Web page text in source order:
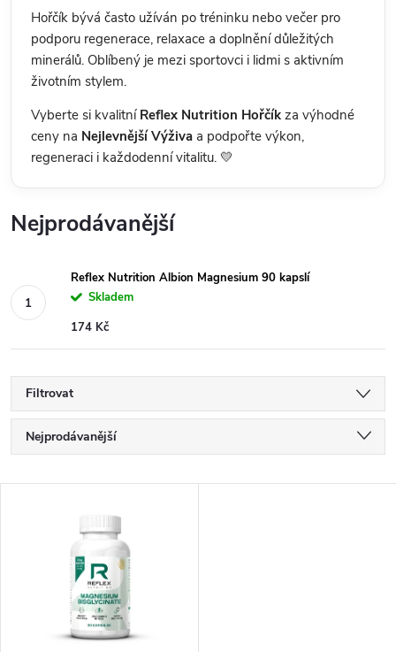
Hořčík bývá často užíván po tréninku nebo večer pro
podporu regenerace, relaxace a doplnění důležitých
minerálů. Oblíbený je mezi sportovci i lidmi s aktivním
životním stylem.
Vyberte si kvalitní Reflex Nutrition Hořčík za výhodné
ceny na Nejlevnější Výživa a podpořte výkon,
regeneraci i každodenní vitalitu. 💛
Nejprodávanější
Reflex Nutrition Albion Magnesium 90 kapslí
Skladem
174 Kč
Filtrovat
Ř
a
Nejprodávanější